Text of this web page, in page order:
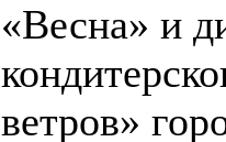
«Весна» и
ветров»